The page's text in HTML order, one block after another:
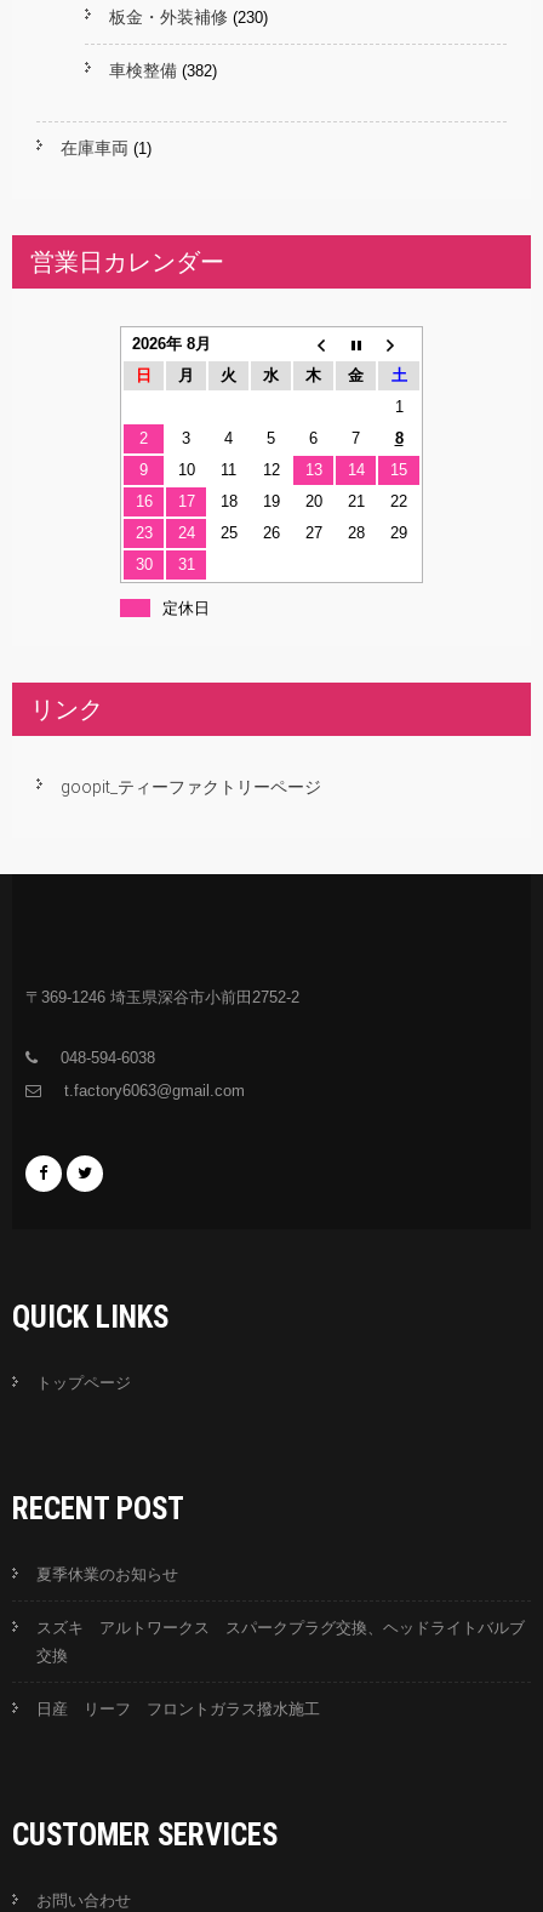
板金・外装補修 (230)
車検整備 (382)
在庫車両 (1)
営業日カレンダー
2026年 8月
日
月 火 水 木 金
土
1
2
3 4 5 6 7
8
9
10 11 12 13 14
15
16
17 18 19 20 21
22
23
24 25 26 27 28
29
30
31
定休日
リンク
goopit_ティーファクトリーページ
〒369-1246 埼玉県深谷市小前田2752-2
048-594-6038
t.factory6063@gmail.com
QUICK LINKS
トップページ
RECENT POST
夏季休業のお知らせ
スズキ アルトワークス スパークプラグ交換、ヘッドライトバルブ
交換
日産 リーフ フロントガラス撥水施工
CUSTOMER SERVICES
お問い合わせ